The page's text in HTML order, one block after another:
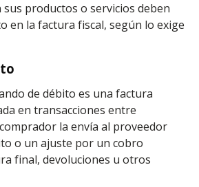
productos o servicios deben
en la factura fiscal, según lo exige
de débito es una factura
en transacciones entre
la envía al proveedor
o un ajuste por un cobro
final, devoluciones u otros